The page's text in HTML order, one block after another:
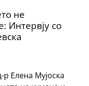
не
Интервју со
р Елена Мујоска